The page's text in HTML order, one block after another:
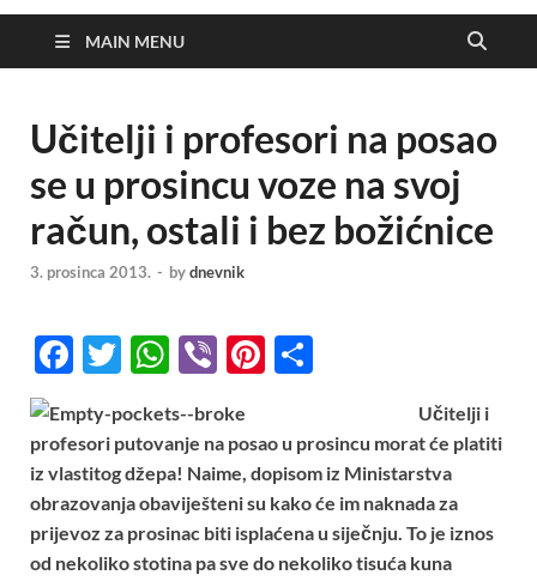
MAIN MENU
Učitelji i profesori na posao
se u prosincu voze na svoj
račun, ostali i bez božićnice
3. prosinca 2013. - bydnevnik
F
e
b
o
o
T
itt
er
W
at
s
A
p
Vi
er
Pi
er
es
t
ar
e
Učitelji i
profesori putovanje na posao u prosincu morat će platiti
iz vlastitog džepa! Naime, dopisom iz Ministarstva
obrazovanja obaviješteni su kako će im naknada za
prijevoz za prosinac biti isplaćena u siječnju. To je iznos
od nekoliko stotina pa sve do nekoliko tisuća kuna